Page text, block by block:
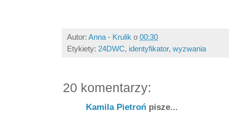
Autor: Anna - Krulik o 00:30
Etykiety: 24DWC, identyfikator, wyzwania
20 komentarzy:
Kamila Pietroń pisze...